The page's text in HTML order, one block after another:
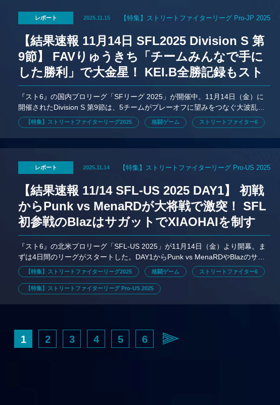
レポート 2025.11.15 【特集】ストリートファイターリーグ Pro-JP 2025
【結果速報 11月14日 SFL2025 Division S 第
9節】 FAVりゅうきち「チームみんなで手に
した勝利」で大金星！ KEI.B全勝記録もスト
ップする波乱の1日
『スト6』の国内プロリーグ「SFリーグ 2025」が開催中。11月14日（金）に
開催されたDivision S 第9節は、5チームがプレーオフに望みをつなぐ大波乱の1
日に！【特集】ストリートファイターリーグ2025 格闘ゲーム ストリートファイター6
レポート 2025.11.14 【特集】ストリートファイターリーグ Pro-US 2025
【結果速報 11/14 SFL-US 2025 DAY1】 初戦
からPunk vs MenaRDが大将戦で激突！ SFL
初参戦のBlazはサガットでXIAOHAIを制す
『スト6』の北米プロリーグ「SFL-US 2025」が11月14日（金）より開幕。ま
ずは4日間のリーグがスタートした。DAY1からPunk vs MenaRDやBlazのサガ
ットなど見どころ満載の好勝負が繰り広げられた。
【特集】ストリートファイターリーグ2025 格闘ゲーム ストリートファイター6
【特集】ストリートファイターリーグ Pro-US 2025
1 2 3 4 5 6